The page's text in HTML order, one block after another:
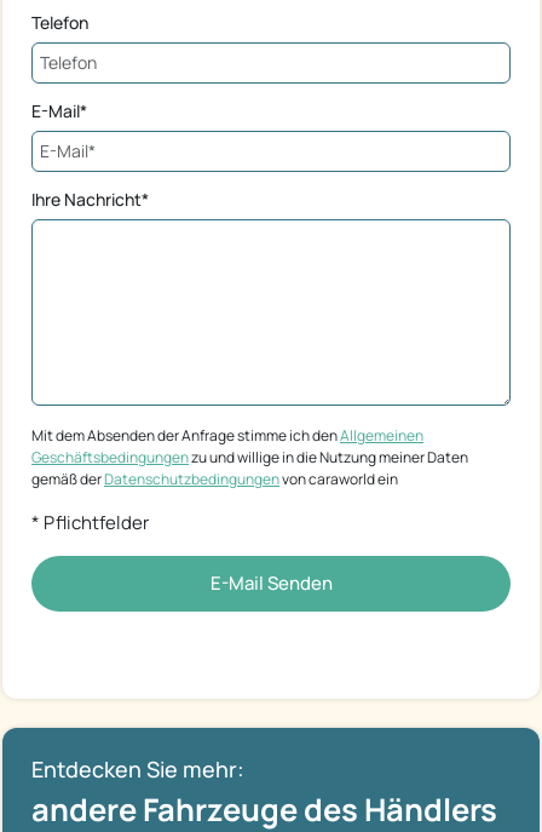
Telefon
E-Mail*
Ihre Nachricht*
Mit dem Absenden der Anfrage stimme ich denAllgemeinen
Geschäftsbedingungenzu und willige in die Nutzung meiner Daten
gemäß derDatenschutzbedingungenvon caraworld ein
* Pflichtfelder
E-Mail Senden
Entdecken Sie mehr:
andere Fahrzeuge des Händlers